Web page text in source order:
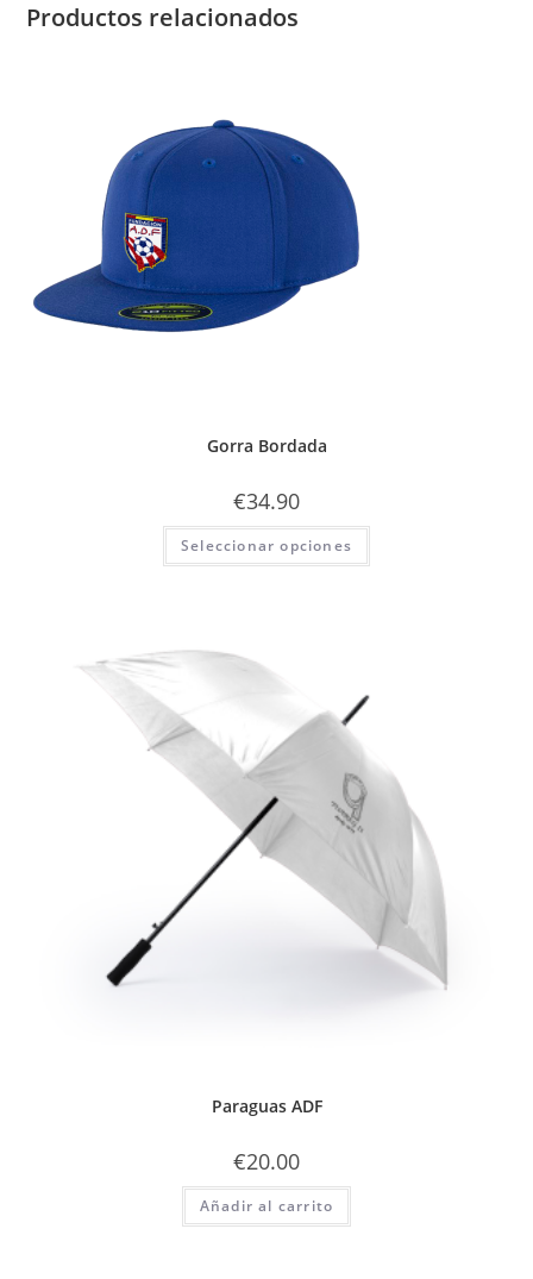
Productos relacionados
Gorra Bordada
€34.90
Seleccionar opciones
Paraguas ADF
€20.00
Añadir al carrito